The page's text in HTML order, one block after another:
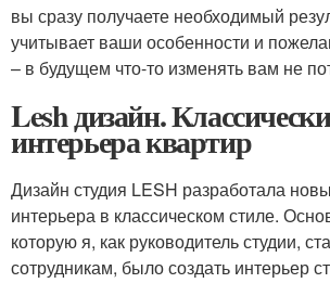
вы сразу получаете необходимый
учитывает ваши особенности и
– в будущем что-то изменять вам не
Lesh дизайн.
интерьера квартир
Дизайн студия LESH разработала
интерьера в классическом стиле.
которую я, как руководитель студии,
сотрудникам, было создать интерьер